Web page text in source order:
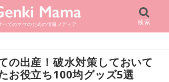
べてのママのための情報メディア 検索
の出産！破水対策しておいて
お役立ち100均グッズ5選